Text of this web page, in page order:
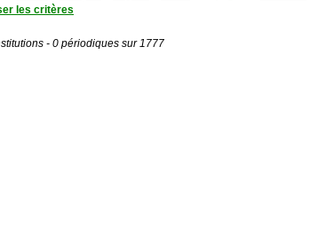
les critères
- 0 périodiques sur 1777